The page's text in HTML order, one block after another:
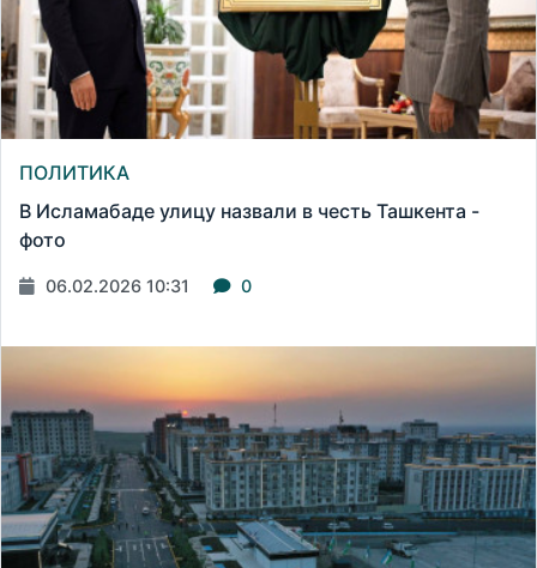
ПОЛИТИКА
В Исламабаде улицу назвали в честь Ташкента -
фото
06.02.2026 10:31 0